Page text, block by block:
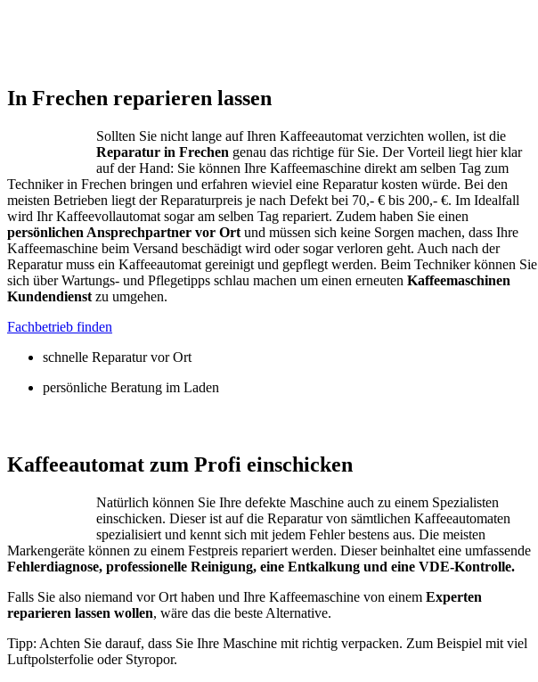
In Frechen reparieren lassen
Sollten Sie nicht lange auf Ihren Kaffeeautomat verzichten wollen, ist die
Reparatur in Frechen genau das richtige für Sie. Der Vorteil liegt hier klar
auf der Hand: Sie können Ihre Kaffeemaschine direkt am selben Tag zum
Techniker in Frechen bringen und erfahren wieviel eine Reparatur kosten würde. Bei den
meisten Betrieben liegt der Reparaturpreis je nach Defekt bei 70,- € bis 200,- €. Im Idealfall
wird Ihr Kaffeevollautomat sogar am selben Tag repariert. Zudem haben Sie einen
persönlichen Ansprechpartner vor Ort und müssen sich keine Sorgen machen, dass Ihre
Kaffeemaschine beim Versand beschädigt wird oder sogar verloren geht. Auch nach der
Reparatur muss ein Kaffeeautomat gereinigt und gepflegt werden. Beim Techniker können Sie
sich über Wartungs- und Pflegetipps schlau machen um einen erneuten Kaffeemaschinen
Kundendienst zu umgehen.
Fachbetrieb finden
schnelle Reparatur vor Ort
persönliche Beratung im Laden
Kaffeeautomat zum Profi einschicken
Natürlich können Sie Ihre defekte Maschine auch zu einem Spezialisten
einschicken. Dieser ist auf die Reparatur von sämtlichen Kaffeeautomaten
spezialisiert und kennt sich mit jedem Fehler bestens aus. Die meisten
Markengeräte können zu einem Festpreis repariert werden. Dieser beinhaltet eine umfassende
Fehlerdiagnose, professionelle Reinigung, eine Entkalkung und eine VDE-Kontrolle.
Falls Sie also niemand vor Ort haben und Ihre Kaffeemaschine von einem Experten
reparieren lassen wollen, wäre das die beste Alternative.
Tipp: Achten Sie darauf, dass Sie Ihre Maschine mit richtig verpacken. Zum Beispiel mit viel
Luftpolsterfolie oder Styropor.